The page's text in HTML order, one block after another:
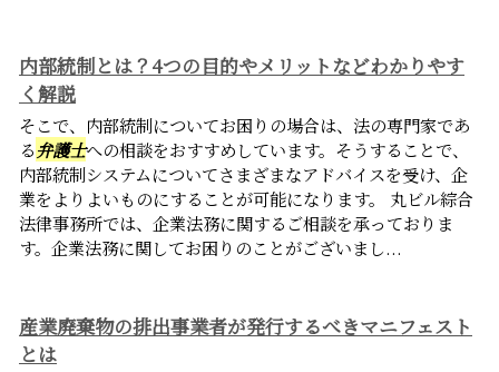
内部統制とは？4つの目的やメリットなどわかりやす
く解説
そこで、内部統制についてお困りの場合は、法の専門家であ
る弁護士への相談をおすすめしています。そうすることで、
内部統制システムについてさまざまなアドバイスを受け、企
業をよりよいものにすることが可能になります。 丸ビル綜合
法律事務所では、企業法務に関するご相談を承っておりま
す。企業法務に関してお困りのことがございまし...
産業廃棄物の排出事業者が発行するべきマニフェスト
とは